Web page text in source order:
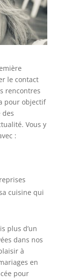
le contact
rencontres
pour objectif
des
Vous y
:
cuisine qui
plus d’un
dans nos
à
en
pour